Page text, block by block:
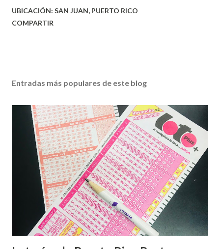
UBICACIÓN: SAN JUAN, PUERTO RICO
COMPARTIR
Entradas más populares de este blog